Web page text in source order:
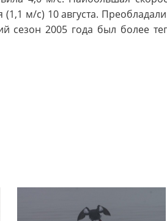
м/с) 10 августа.
сезон 2005 года был более